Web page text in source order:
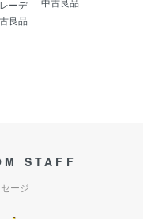
ーデ
良品
STAFF
ージ